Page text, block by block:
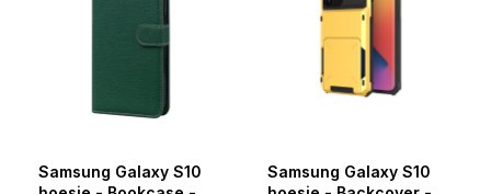
Samsung Galaxy S10
Samsung Galaxy S10